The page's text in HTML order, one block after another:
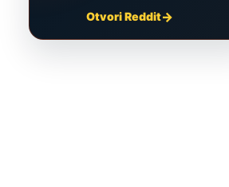
Otvori Reddit